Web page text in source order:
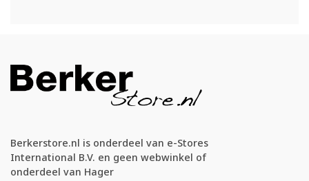
Berkerstore.nl is onderdeel van e-Stores
International B.V. en geen webwinkel of
onderdeel van Hager